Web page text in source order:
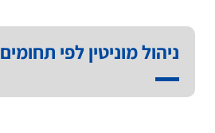
ניהול מוניטין לפי תחומים